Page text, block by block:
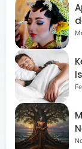
Tags Arti
Share